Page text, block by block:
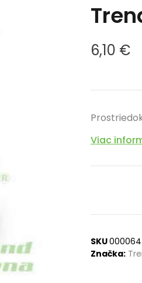
6,10 €
Viac
SKU000064
Značka: